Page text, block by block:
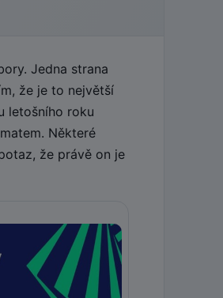
Jedna strana
že je to největší
letošního roku
Některé
že právě on je